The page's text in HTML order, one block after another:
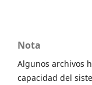
Nota
Algunos archivos
capacidad del